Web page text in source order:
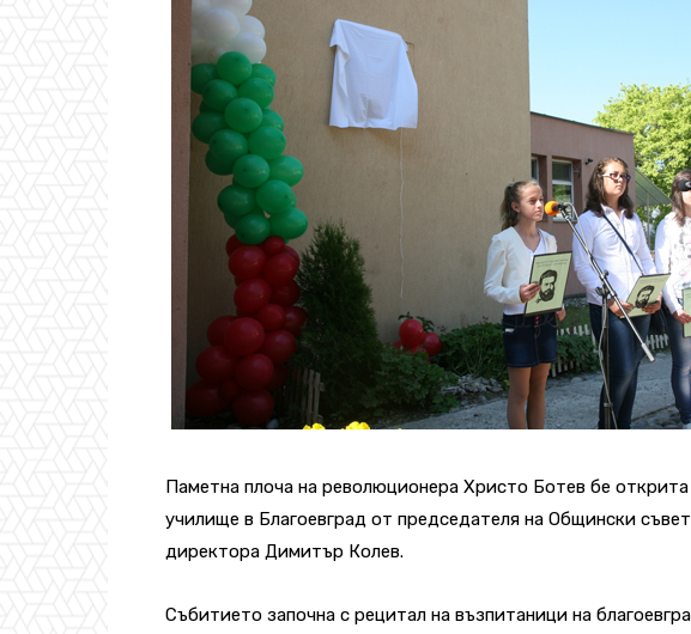
Паметна плоча на революционера Христо Ботев бе
училище в Благоевград от председателя на Общински
директора Димитър Колев.
Събитието започна с рецитал на възпитаници на